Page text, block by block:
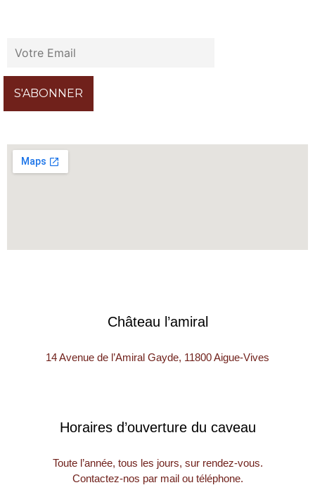
Château l’amiral
14 Avenue de l’Amiral Gayde, 11800 Aigue-Vives
Horaires d’ouverture du caveau
Toute l’année, tous les jours, sur rendez-vous.
Contactez-nos par mail ou téléphone.